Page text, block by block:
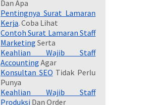
Dan Apa
Pentingnya Surat Lamaran
Kerja. Coba Lihat
Contoh Surat Lamaran Staff
Marketing Serta
Keahlian Wajib Staff
Accounting Agar
Konsultan SEO Tidak Perlu
Punya
Keahlian Wajib Staff
Produksi Dan Order